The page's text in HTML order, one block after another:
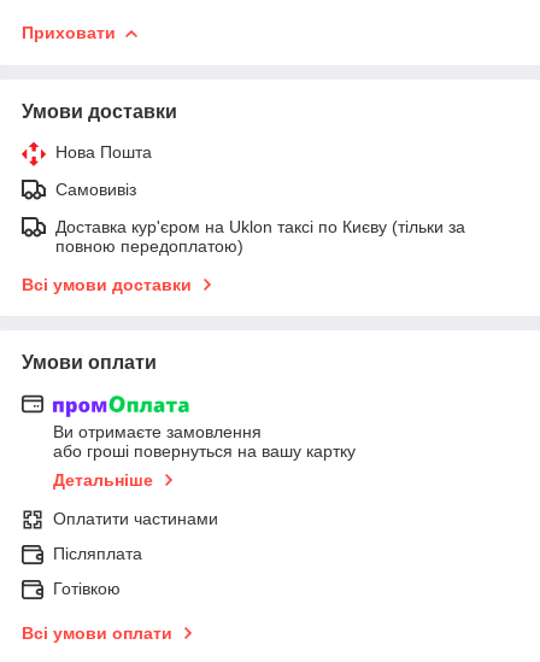
Приховати
Умови доставки
Нова Пошта
Самовивіз
Доставка кур'єром на Uklon таксі по Києву (тільки за
повною передоплатою)
Всі умови доставки
Умови оплати
Ви отримаєте замовлення
або гроші повернуться на вашу картку
Детальніше
Оплатити частинами
Післяплата
Готівкою
Всі умови оплати